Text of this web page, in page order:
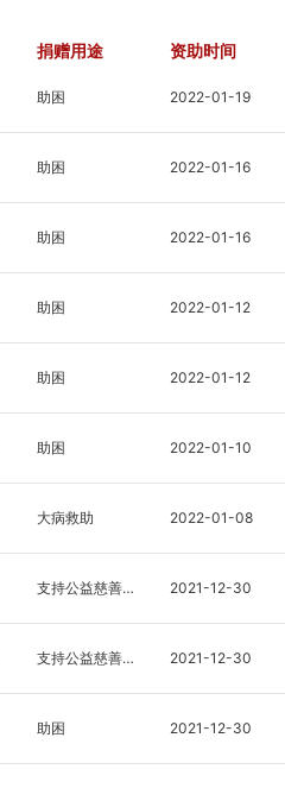
捐赠用途 资助时间
助困 2022-01-19
助困 2022-01-16
助困 2022-01-16
助困 2022-01-12
助困 2022-01-12
助困 2022-01-10
大病救助 2022-01-08
支持公益慈善事业发展 2021-12-30
支持公益慈善事业发展 2021-12-30
助困 2021-12-30